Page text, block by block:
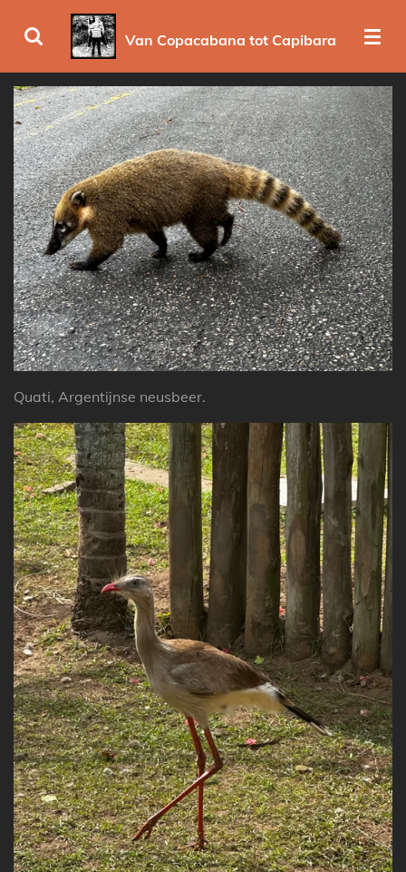
direct
de
hoofdinhoud
Van Copacabana tot Capibara
Quati, Argentijnse neusbeer.